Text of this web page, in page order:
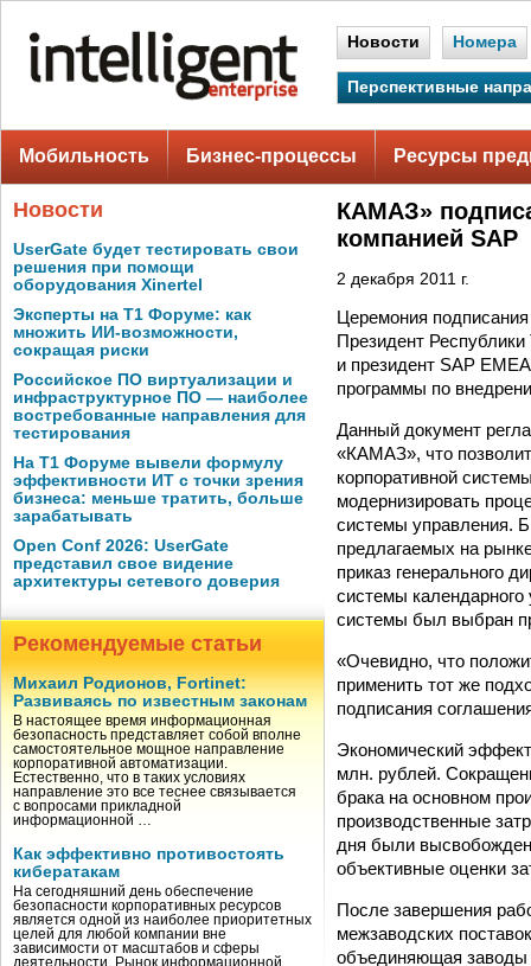
Новости Номера
Перспективные
Мобильность Бизнес-процессы Ресурсы
Новости
UserGate будет тестировать свои
решения при помощи
оборудования Xinertel
Эксперты на Т1 Форуме: как
множить ИИ-возможности,
сокращая риски
Российское ПО виртуализации и
инфраструктурное ПО — наиболее
востребованные направления для
тестирования
На Т1 Форуме вывели формулу
эффективности ИТ с точки зрения
бизнеса: меньше тратить, больше
зарабатывать
Open Conf 2026: UserGate
представил свое видение
архитектуры сетевого доверия
Рекомендуемые статьи
Михаил Родионов, Fortinet:
Развиваясь по известным законам
В настоящее время информационная
безопасность представляет собой вполне
самостоятельное мощное направление
корпоративной автоматизации.
Естественно, что в таких условиях
направление это все теснее связывается
с вопросами прикладной
информационной …
Как эффективно противостоять
кибератакам
На сегодняшний день обеспечение
безопасности корпоративных ресурсов
является одной из наиболее приоритетных
целей для любой компании вне
зависимости от масштабов и сферы
деятельности. Рынок информационной
КАМАЗ»
компанией SAP
2 декабря 2011 г.
Церемония
Президент
и президент SAP ЕМЕА
программы по
Данный документ
«КАМАЗ», что
корпоративной
модернизировать
системы управления.
предлагаемых на
приказ генерального
системы
системы был выбран
«Очевидно, что
применить тот же
подписания
Экономический
млн. рублей.
брака на основном
производственные
дня были
объективные оценки
После завершения
межзаводских
объединяющая заводы